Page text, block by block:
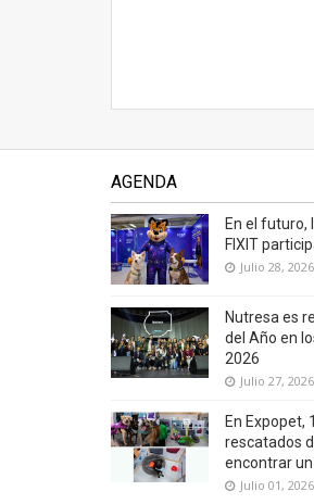
AGENDA
En el futuro,
FIXIT
Julio 28, 2026
Nutresa es
del Año en
2026
Julio 27, 2026
En Expopet,
rescatados
encontrar
Julio 01, 2026